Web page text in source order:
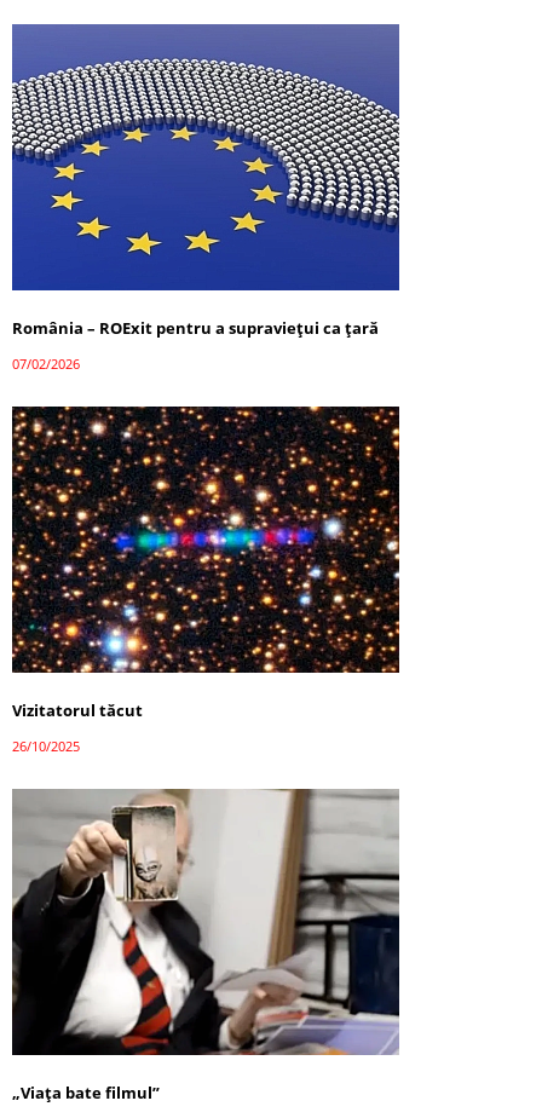
România – ROExit pentru a supraviețui ca țară
07/02/2026
Vizitatorul tăcut
26/10/2025
„Viața bate filmul”